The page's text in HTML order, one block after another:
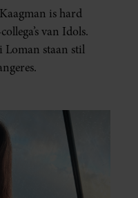
is hard
van Idols.
Loman staan stil